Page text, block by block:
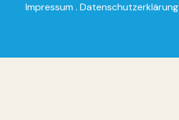
Impressum . Datenschutzerklärung